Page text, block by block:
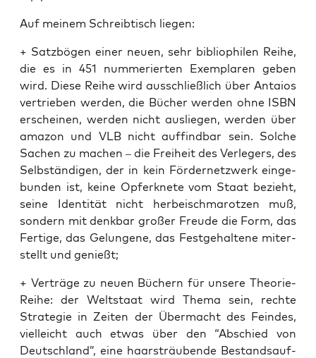
Auf mei­nem Schreib­tisch liegen:
+ Satz­bö­gen einer neu­en, sehr biblio­phi­len Rei­he,
die es in 451 num­me­rier­ten Exem­pla­ren geben
wird. Die­se Rei­he wird aus­schließ­lich über Antai­os
ver­trie­ben wer­den, die Bücher wer­den ohne ISBN
erschei­nen, wer­den nicht aus­lie­gen, wer­den über
ama­zon und VLB nicht auf­find­bar sein. Sol­che
Sachen zu machen – die Frei­heit des Ver­le­gers, des
Selb­stän­di­gen, der in kein För­der­netz­werk ein­ge­
bun­den ist, kei­ne Opfer­k­ne­te vom Staat bezieht,
sei­ne Iden­ti­tät nicht her­bei­schma­rot­zen muß,
son­dern mit denk­bar gro­ßer Freu­de die Form, das
Fer­ti­ge, das Gelun­ge­ne, das Fest­ge­hal­te­ne mit­er­
stellt und genießt;
+ Ver­trä­ge zu neu­en Büchern für unse­re Theo­rie-
Rei­he: der Welt­staat wird The­ma sein, rech­te
Stra­te­gie in Zei­ten der Über­macht des Fein­des,
viel­leicht auch etwas über den “Abschied von
Deutsch­land”, eine haar­sträu­ben­de Bestands­auf­